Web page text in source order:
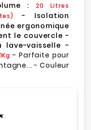
: 20 Litres
- Isolation
ergonomique
le couvercle -
lave-vaisselle -
1Kg - Parfaite pour
- Couleur